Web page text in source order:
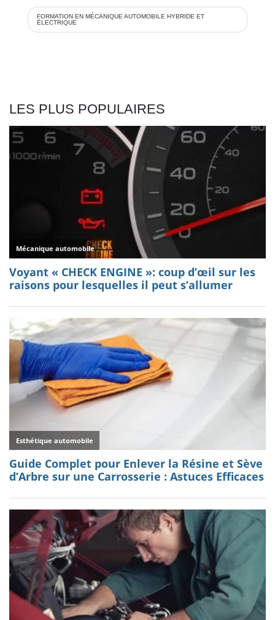
FORMATION EN MÉCANIQUE AUTOMOBILE HYBRIDE ET
ÉLECTRIQUE
LES PLUS POPULAIRES